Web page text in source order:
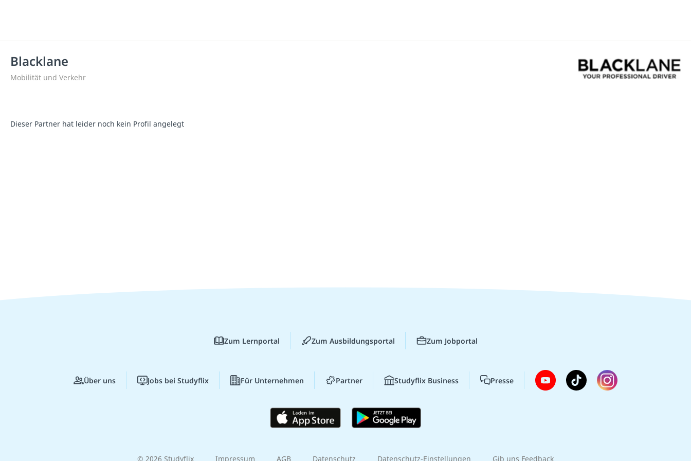
Blacklane
Mobilität und Verkehr
Dieser Partner hat leider noch kein Profil angelegt
Zum Lernportal Zum Ausbildungsportal Zum Jobportal
Über uns Jobs bei Studyflix Für Unternehmen Partner Studyflix Business Presse
© 2026 Studyflix Impressum AGB Datenschutz Datenschutz-Einstellungen Gib uns Feedback